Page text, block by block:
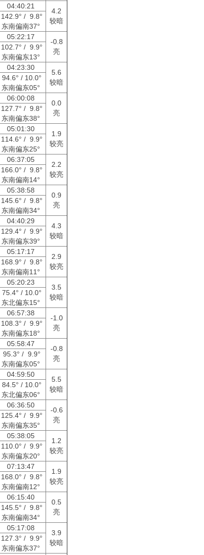
04:40:21
4.2
较暗
142.9° / 9.8°
东南偏南37°
05:22:17
-0.8
亮
102.7° / 9.9°
东南偏东13°
04:23:30
5.6
较暗
94.6° / 10.0°
东南偏东05°
06:00:08
0.0
亮
127.7° / 9.8°
东南偏东38°
05:01:30
1.9
较亮
114.6° / 9.9°
东南偏东25°
06:37:05
2.2
较亮
166.0° / 9.8°
东南偏南14°
05:38:58
0.9
亮
145.6° / 9.8°
东南偏南34°
04:40:29
4.3
较暗
129.4° / 9.9°
东南偏东39°
05:17:17
2.9
较亮
168.9° / 9.8°
东南偏南11°
05:20:23
3.5
较暗
75.4° / 10.0°
东北偏东15°
06:57:38
-1.0
亮
108.3° / 9.9°
东南偏东18°
05:58:47
-0.8
亮
95.3° / 9.9°
东南偏东05°
04:59:50
5.5
较暗
84.5° / 10.0°
东北偏东06°
06:36:50
-0.6
亮
125.4° / 9.9°
东南偏东35°
05:38:05
1.2
较亮
110.0° / 9.9°
东南偏东20°
07:13:47
1.9
较亮
168.0° / 9.8°
东南偏南12°
06:15:40
0.5
亮
145.5° / 9.8°
东南偏南34°
05:17:08
3.9
较暗
127.3° / 9.9°
东南偏东37°